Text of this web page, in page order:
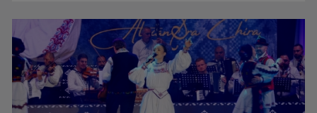
TELEȘCOALA: Limba română, clasa a VIII-a, elemente de
vocabular / VIDEO